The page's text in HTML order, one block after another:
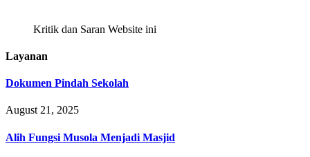
Kritik dan Saran Website ini
Layanan
Dokumen Pindah Sekolah
August 21, 2025
Alih Fungsi Musola Menjadi Masjid